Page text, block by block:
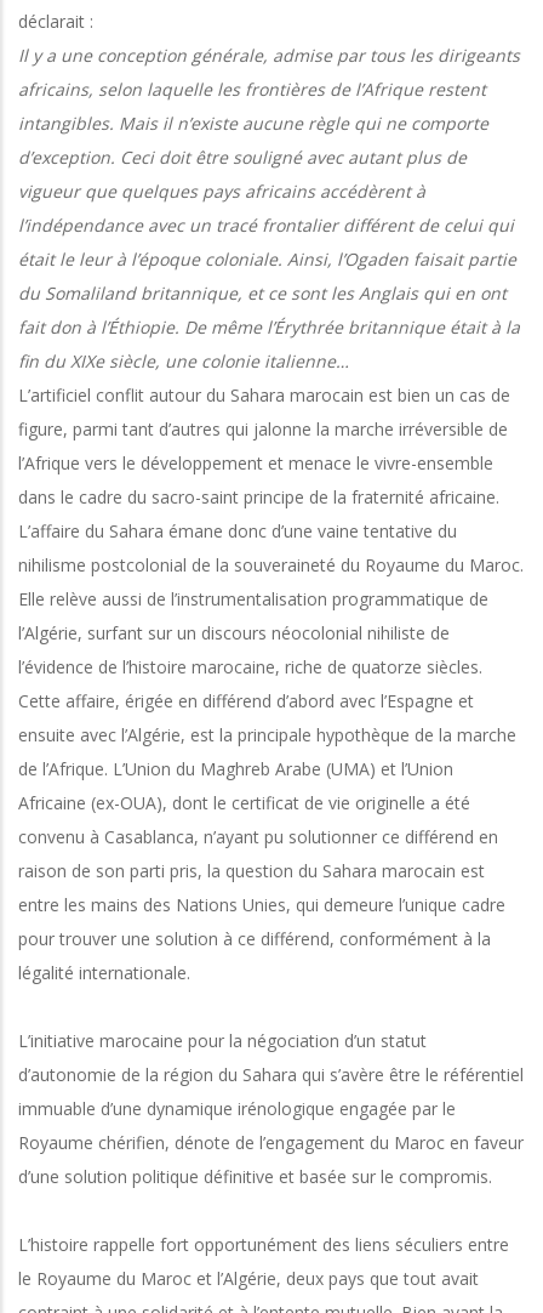
déclarait :
Il y a une conception générale, admise par tous les dirigeants
africains, selon laquelle les frontières de l’Afrique restent
intangibles. Mais il n’existe aucune règle qui ne comporte
d’exception. Ceci doit être souligné avec autant plus de
vigueur que quelques pays africains accédèrent à
l’indépendance avec un tracé frontalier différent de celui qui
était le leur à l’époque coloniale. Ainsi, l’Ogaden faisait partie
du Somaliland britannique, et ce sont les Anglais qui en ont
fait don à l’Éthiopie. De même l’Érythrée britannique était à la
fin du XIXe siècle, une colonie italienne…
L’artificiel conflit autour du Sahara marocain est bien un cas de
figure, parmi tant d’autres qui jalonne la marche irréversible de
l’Afrique vers le développement et menace le vivre-ensemble
dans le cadre du sacro-saint principe de la fraternité africaine.
L’affaire du Sahara émane donc d’une vaine tentative du
nihilisme postcolonial de la souveraineté du Royaume du Maroc.
Elle relève aussi de l’instrumentalisation programmatique de
l’Algérie, surfant sur un discours néocolonial nihiliste de
l’évidence de l’histoire marocaine, riche de quatorze siècles.
Cette affaire, érigée en différend d’abord avec l’Espagne et
ensuite avec l’Algérie, est la principale hypothèque de la marche
de l’Afrique. L’Union du Maghreb Arabe (UMA) et l’Union
Africaine (ex-OUA), dont le certificat de vie originelle a été
convenu à Casablanca, n’ayant pu solutionner ce différend en
raison de son parti pris, la question du Sahara marocain est
entre les mains des Nations Unies, qui demeure l’unique cadre
pour trouver une solution à ce différend, conformément à la
légalité internationale.
L’initiative marocaine pour la négociation d’un statut
d’autonomie de la région du Sahara qui s’avère être le référentiel
immuable d’une dynamique irénologique engagée par le
Royaume chérifien, dénote de l’engagement du Maroc en faveur
d’une solution politique définitive et basée sur le compromis.
L’histoire rappelle fort opportunément des liens séculiers entre
le Royaume du Maroc et l’Algérie, deux pays que tout avait